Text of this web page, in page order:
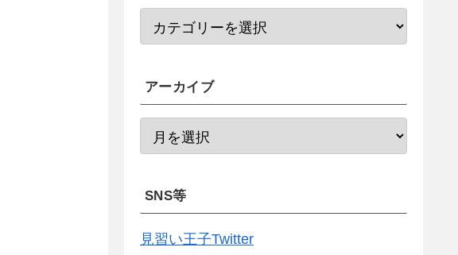
アーカイブ
SNS等
見習い王子Twitter